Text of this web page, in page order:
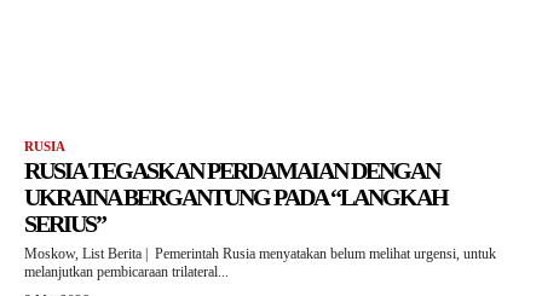
RUSIA
RUSIA TEGASKAN PERDAMAIAN DENGAN
UKRAINA BERGANTUNG PADA “LANGKAH
SERIUS”
Moskow, List Berita | Pemerintah Rusia menyatakan belum melihat urgensi, untuk
melanjutkan pembicaraan trilateral...